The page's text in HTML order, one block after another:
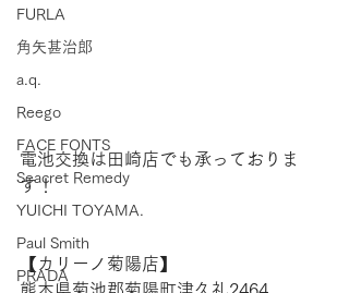
FURLA
角矢甚治郎
a.q.
Reego
FACE FONTS
Seacret Remedy
YUICHI TOYAMA.
Paul Smith
PRADA
電池交換は田崎店でも承っておりま
す！
【​カリーノ菊陽店】
熊本県菊池郡菊陽町津久礼2464